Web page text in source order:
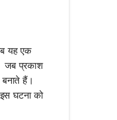
यह एक
जब प्रकाश
हैं।
घटना को